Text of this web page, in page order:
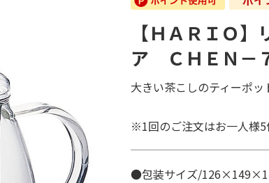
【ＨＡＲＩＯ
ア ＣＨＥＮ－
大きい茶こしのティーポッ
※1回のご注文はお一人様5
●包装サイズ/